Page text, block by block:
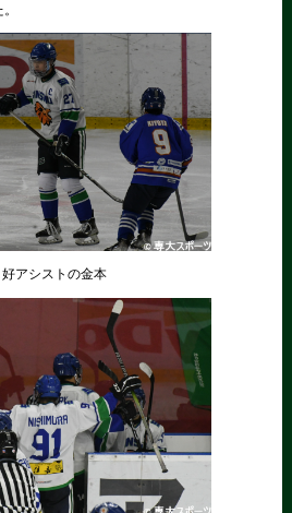
アシストの金本